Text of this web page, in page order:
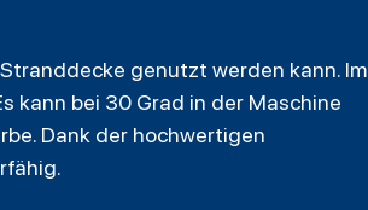
genutzt werden kann. Im
kann bei 30 Grad in der Maschine
Dank der hochwertigen